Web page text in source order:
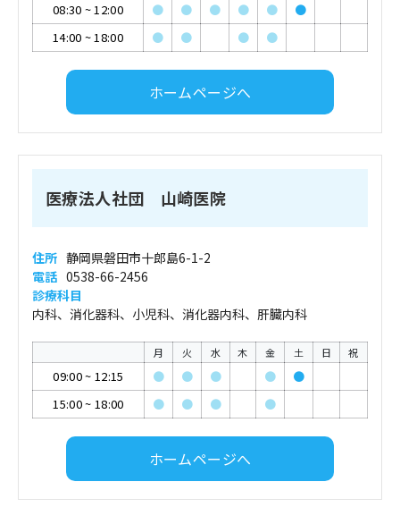
08:30 ~12:00 ● ● ● ● ●
●
14:00 ~18:00 ● ● ● ●
ホームページへ
医療法人社団 山崎医院
住所 静岡県磐田市十郎島6-1-2
電話 0538-66-2456
診療科目
内科、消化器科、小児科、消化器内科、肝臓内科
月 火 水 木 金 土 日 祝
09:00~ 12:15 ● ● ● ●
●
15:00~ 18:00 ● ● ● ●
ホームページへ